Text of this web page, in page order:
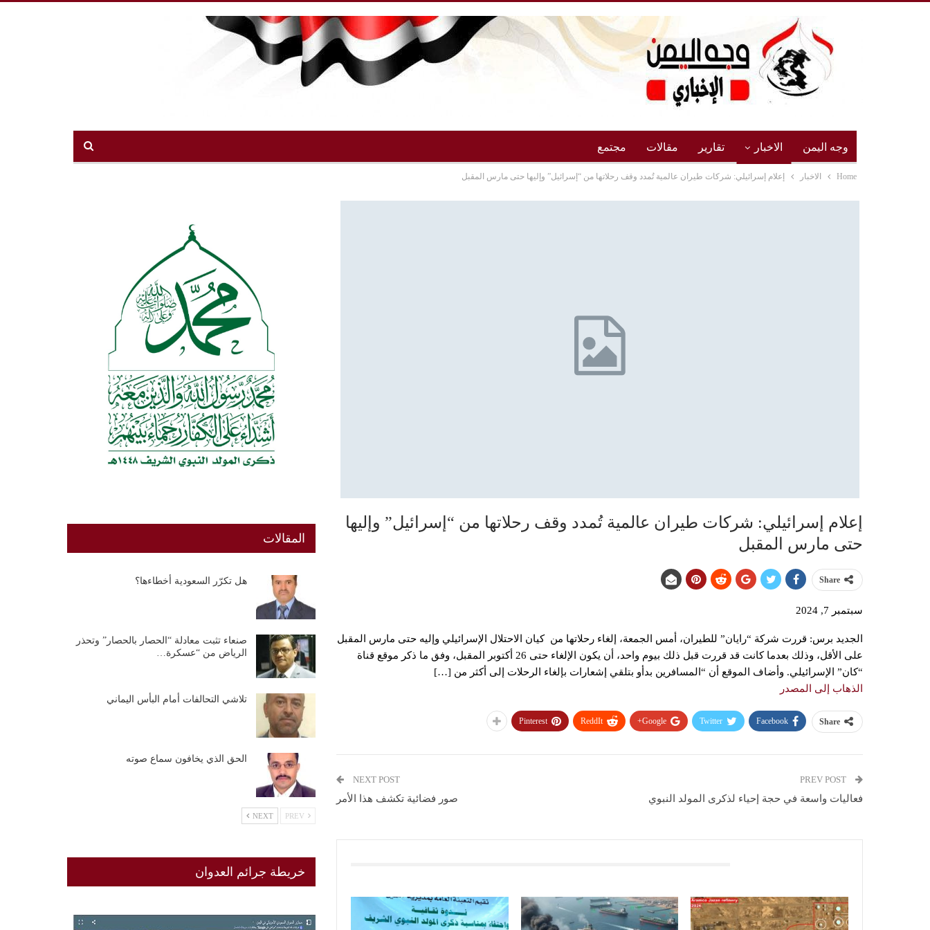
وجه اليمن الاخبار تقارير مقالات مجتمع
Home الاخبار إعلام إسرائيلي: شركات طيران عالمية تُمدد وقف رحلاتها من “إسرائيل” وإليها حتى مارس المقبل
إعلام إسرائيلي: شركات طيران عالمية تُمدد وقف رحلاتها من “إسرائيل” وإليها
حتى مارس المقبل
Share
سبتمبر 7, 2024
الجديد برس: قررت شركة “رايان” للطيران، أمس الجمعة، إلغاء رحلاتها من كيان الاحتلال الإسرائيلي وإليه حتى مارس المقبل
على الأقل، وذلك بعدما كانت قد قررت قبل ذلك بيوم واحد، أن يكون الإلغاء حتى 26 أكتوبر المقبل، وفق ما ذكر موقع قناة
“كان” الإسرائيلي. وأضاف الموقع أن “المسافرين بدأو بتلقي إشعارات بإلغاء الرحلات إلى أكثر من […]
الذهاب إلى المصدر
Share
Facebook
Twitter
Google+
ReddIt
Pinterest
فعاليات واسعة في حجة إحياء لذكرى المولد النبوي
NEXT POST
صور فضائية تكشف هذا الأمر
المقالات
هل تكرّر السعودية أخطاءها؟
صنعاء تثبت معادلة “الحصار بالحصار” وتحذر
الرياض من “عسكرة…
تلاشي التحالفات أمام البأس اليماني
الحق الذي يخافون سماع صوته
NEXT
خريطة جرائم العدوان